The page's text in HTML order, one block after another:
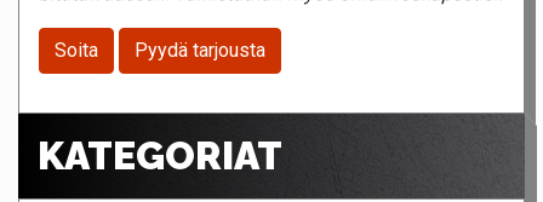
Soita Pyydä tarjousta
KATEGORIAT